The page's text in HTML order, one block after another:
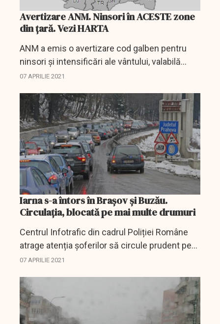
Avertizare ANM. Ninsori în ACESTE zone
din țară. Vezi HARTA
ANM a emis o avertizare cod galben pentru
ninsori și intensificări ale vântului, valabilă
până miercuri seara, la ora 18.00. În intervalul 7
îngheț la...
07 APRILIE 2021
Iarna s-a întors în Brașov și Buzău.
Circulația, blocată pe mai multe drumuri
Centrul Infotrafic din cadrul Poliției Române
atrage atenția șoferilor să circule prudent pe
șoselele acoperite de zăpadă din județele
07 APRILIE 2021